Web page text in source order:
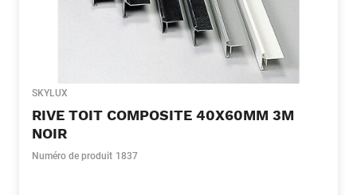
SKYLUX
RIVE TOIT COMPOSITE 40X60MM 3M
NOIR
Numéro de produit 1837